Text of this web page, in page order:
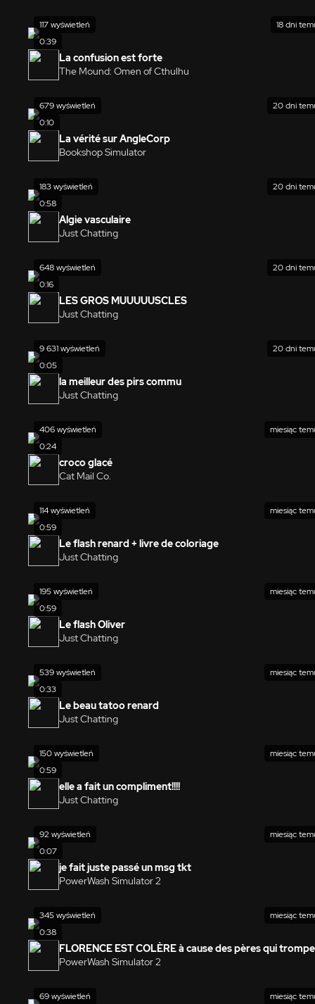
0:39
117 wyświetleń 18 dni
La confusion est forte
The Mound: Omen of Cthulhu
0:10
679 wyświetleń 20 dni
La vérité sur AngleCorp
Bookshop Simulator
0:58
183 wyświetleń 20 dni
Algie vasculaire
Just Chatting
0:16
648 wyświetleń 20 dni
LES GROS MUUUUUSCLES
Just Chatting
0:05
9 631 wyświetleń 20 dni
la meilleur des pirs commu
Just Chatting
0:24
406 wyświetleń miesiąc
croco glacé
Cat Mail Co.
0:59
114 wyświetleń miesiąc
Le flash renard + livre de coloriage
Just Chatting
0:59
195 wyświetleń miesiąc
Le flash Oliver
Just Chatting
0:33
539 wyświetleń miesiąc
Le beau tatoo renard
Just Chatting
0:59
150 wyświetleń miesiąc
elle a fait un compliment!!!!
Just Chatting
0:07
92 wyświetleń miesiąc
je fait juste passé un msg tkt
PowerWash Simulator 2
0:38
345 wyświetleń miesiąc
FLORENCE EST COLÈRE à cause des pères qui
PowerWash Simulator 2
69 wyświetleń miesiąc